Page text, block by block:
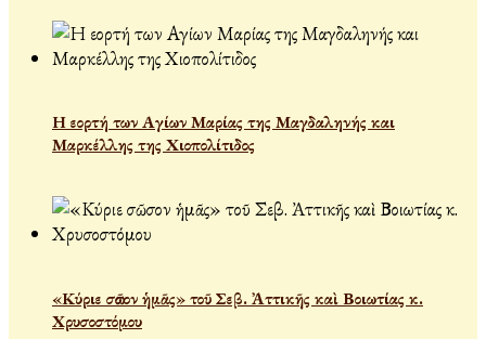
Η εορτή των Αγίων Μαρίας της Μαγδαληνής και
Μαρκέλλης της Χιοπολίτιδος
«Κύριε σῶσον ἡμᾶς» τοῦ Σεβ. Ἀττικῆς καὶ Βοιωτίας κ.
Χρυσοστόμου